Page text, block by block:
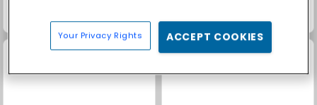
Trollface Quest: USA 2
Your Privacy Rights ACCEPT COOKIES